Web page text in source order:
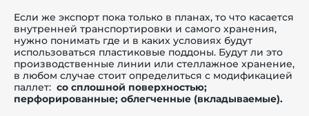
Если же экспорт пока только в планах, то что касается
внутренней транспортировки и самого хранения,
нужно понимать где и в каких условиях будут
использоваться пластиковые поддоны. Будут ли это
производственные линии или стеллажное хранение,
в любом случае стоит определиться с модификацией
паллет: со сплошной поверхностью;
перфорированные; облегченные (вкладываемые).